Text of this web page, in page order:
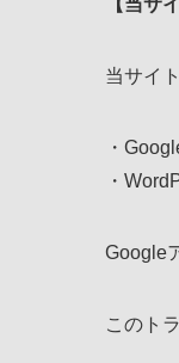
【当サ
当サイ
・
・
Google
このト